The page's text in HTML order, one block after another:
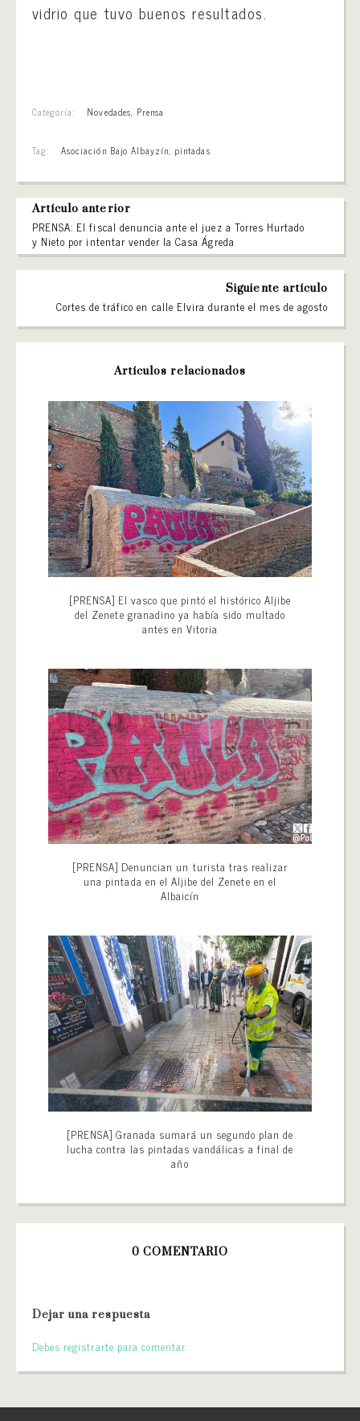
vidrio que tuvo buenos resultados.
Categoría: Novedades, Prensa
Tag: Asociación Bajo Albayzín, pintadas
Artículo anterior
PRENSA: El fiscal denuncia ante el juez a Torres Hurtado
y Nieto por intentar vender la Casa Ágreda
Siguiente artículo
Cortes de tráfico en calle Elvira durante el mes de agosto
Artículos relacionados
[PRENSA] El vasco que pintó el histórico Aljibe
del Zenete granadino ya había sido multado
antes en Vitoria
[PRENSA] Denuncian un turista tras realizar
una pintada en el Aljibe del Zenete en el
Albaicín
[PRENSA] Granada sumará un segundo plan de
lucha contra las pintadas vandálicas a final de
año
0 COMENTARIO
Dejar una respuesta
Debes registrarte para comentar.